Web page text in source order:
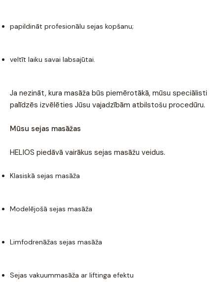
papildināt profesionālu sejas kopšanu;
veltīt laiku savai labsajūtai.
Ja nezināt, kura masāža būs piemērotākā, mūsu speciālisti
palīdzēs izvēlēties Jūsu vajadzībām atbilstošu procedūru.
Mūsu sejas masāžas
HELIOS piedāvā vairākus sejas masāžu veidus.
Klasiskā sejas masāža
Modelējošā sejas masāža
Limfodrenāžas sejas masāža
Sejas vakuummasāža ar liftinga efektu